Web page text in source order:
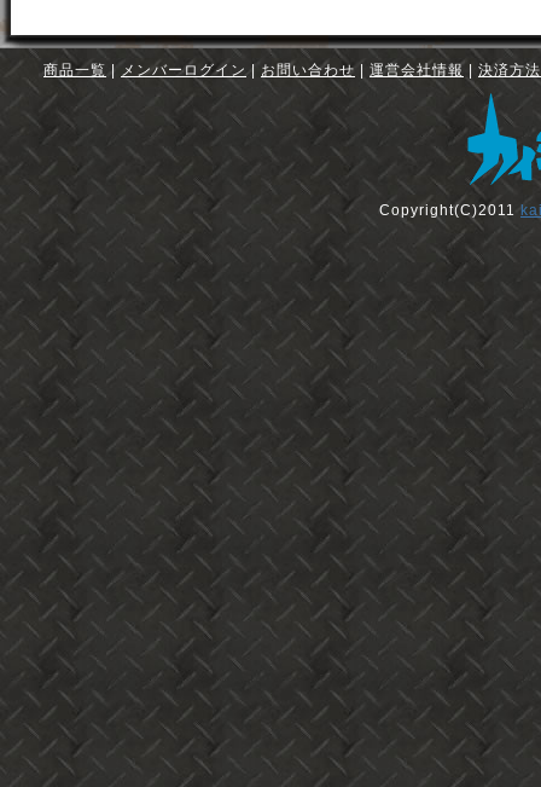
商品一覧 メンバーログイン お問い合わせ 運営会社情報 決済方
Copyright(C)2011